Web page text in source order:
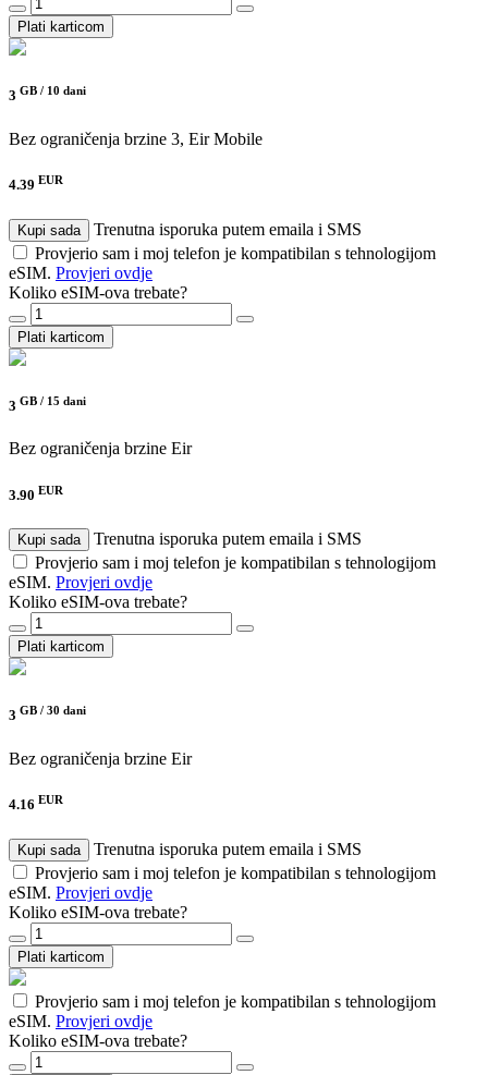
Plati karticom
3 GB / 10 dani
Bez ograničenja brzine 3, Eir Mobile
4.39 EUR
Kupi sada
Trenutna isporuka putem emaila i SMS
Provjerio sam i moj telefon je kompatibilan s tehnologijom
eSIM. Provjeri ovdje
Koliko eSIM-ova trebate?
Plati karticom
3 GB / 15 dani
Bez ograničenja brzine Eir
3.90 EUR
Kupi sada
Trenutna isporuka putem emaila i SMS
Provjerio sam i moj telefon je kompatibilan s tehnologijom
eSIM. Provjeri ovdje
Koliko eSIM-ova trebate?
Plati karticom
3 GB / 30 dani
Bez ograničenja brzine Eir
4.16 EUR
Kupi sada
Trenutna isporuka putem emaila i SMS
Provjerio sam i moj telefon je kompatibilan s tehnologijom
eSIM. Provjeri ovdje
Koliko eSIM-ova trebate?
Plati karticom
Provjerio sam i moj telefon je kompatibilan s tehnologijom
eSIM. Provjeri ovdje
Koliko eSIM-ova trebate?